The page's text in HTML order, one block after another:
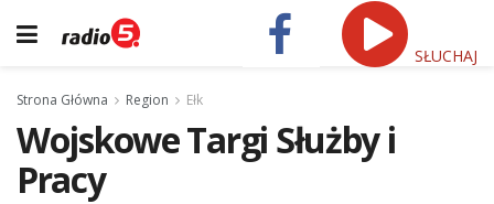
SŁUCHAJ
Strona Główna Region Ełk
Wojskowe Targi Służby i
Pracy